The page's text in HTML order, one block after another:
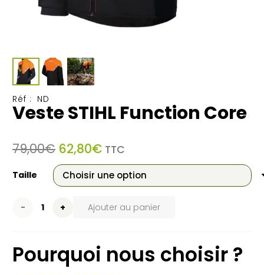
Réf : ND
Veste STIHL Function Core
79,00€ Le
prix
initial
était :
79,00€.
62,80€Le
prix
actuel
est :
TTC
Taille
quantité
Veste
Ajouter au panier
Pourquoi nous choisir ?